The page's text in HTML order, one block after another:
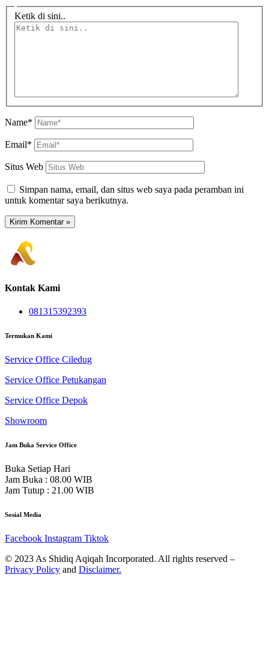
Ketik di sini..
Name*
Email*
Situs Web
Simpan nama, email, dan situs web saya pada peramban ini
untuk komentar saya berikutnya.
Kontak Kami
081315392393
Termukan Kami
Service Office Ciledug
Service Office Petukangan
Service Office Depok
Showroom
Jam Buka Service Office
Buka Setiap Hari
Jam Buka : 08.00 WIB
Jam Tutup : 21.00 WIB
Sosial Media
Facebook Instagram Tiktok
© 2023 As Shidiq Aqiqah Incorporated. All rights reserved –
Privacy Policy and Disclaimer.